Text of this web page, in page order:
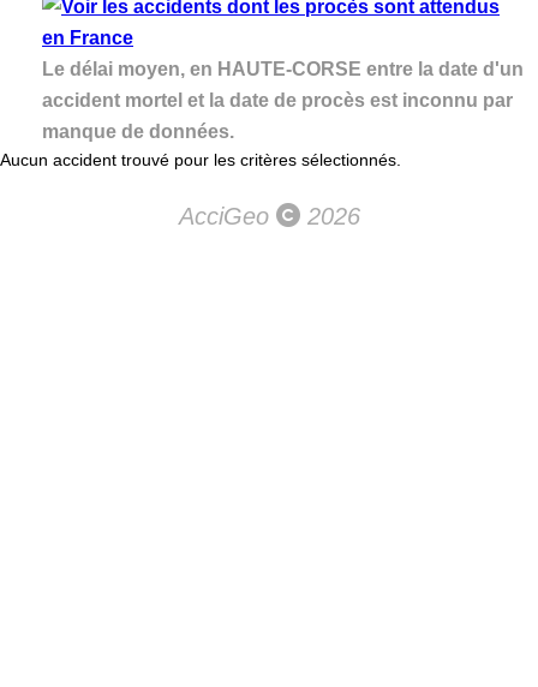
Le délai moyen, en HAUTE-CORSE entre la date d'un
accident mortel et la date de procès est inconnu par
manque de données.
Aucun accident trouvé pour les critères sélectionnés.
AcciGeo 2026